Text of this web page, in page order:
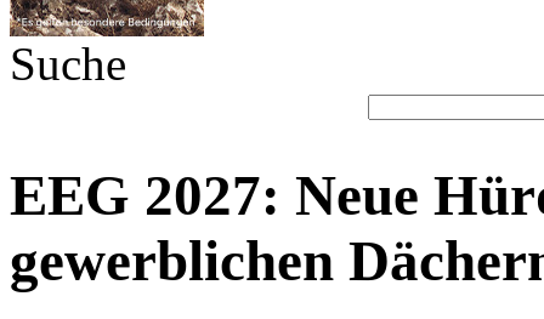
Suche
EEG 2027: Neue
gewerblichen